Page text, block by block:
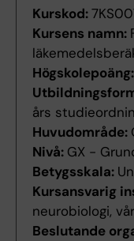
Kurskod:
Kursens namn:
Högskolepoäng:
års
Huvudområde:
Nivå: GX -
Betygsskala:
Kursansvarig
neurobiologi,
Beslutande